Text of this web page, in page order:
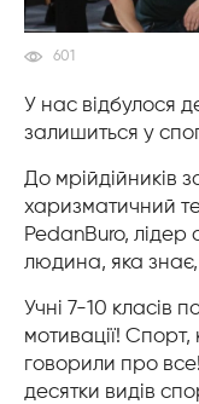
601
У нас відбулося
залишиться у
До мрійдійників
харизматичний
PedanBuro, лідер
людина, яка знає,
Учні 7-10 класів
мотивації!
говорили про
десятки видів